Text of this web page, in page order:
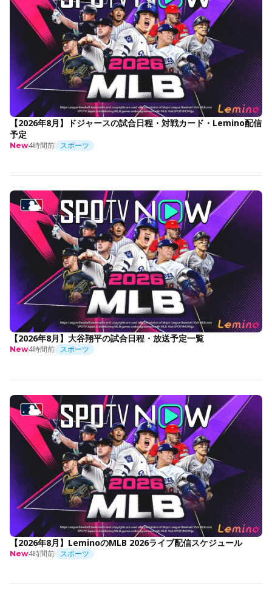
【2026年8月】ドジャースの試合日程・対戦カード・Lemino配信
予定
New4時間前 スポーツ
【2026年8月】大谷翔平の試合日程・放送予定一覧
New4時間前 スポーツ
【2026年8月】LeminoのMLB 2026ライブ配信スケジュール
New4時間前 スポーツ